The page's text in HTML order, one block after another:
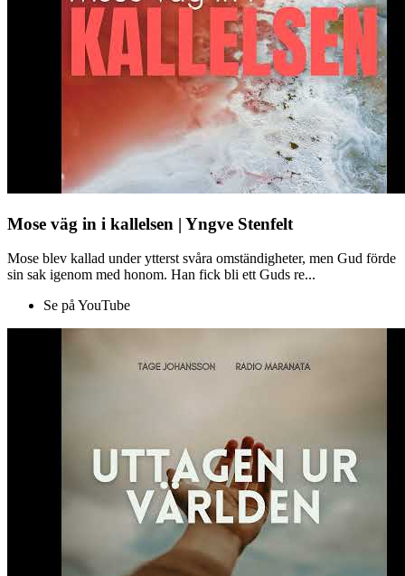
Mose väg in i kallelsen | Yngve Stenfelt
Mose blev kallad under ytterst svåra omständigheter, men Gud förde
sin sak igenom med honom. Han fick bli ett Guds re...
Se på YouTube